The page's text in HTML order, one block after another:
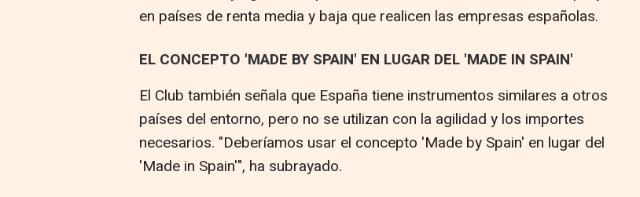
en países de renta media y baja que realicen las empresas españolas.
EL CONCEPTO 'MADE BY SPAIN' EN LUGAR DEL 'MADE IN SPAIN'
El Club también señala que España tiene instrumentos similares a otros
países del entorno, pero no se utilizan con la agilidad y los importes
necesarios. "Deberíamos usar el concepto 'Made by Spain' en lugar del
'Made in Spain'", ha subrayado.